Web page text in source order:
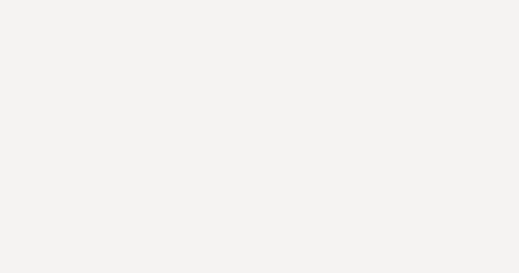
とを言ってはいけない。